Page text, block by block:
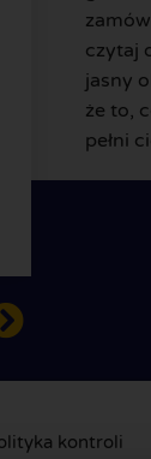
czytaj
jasny
że to,
pełni
kontroli